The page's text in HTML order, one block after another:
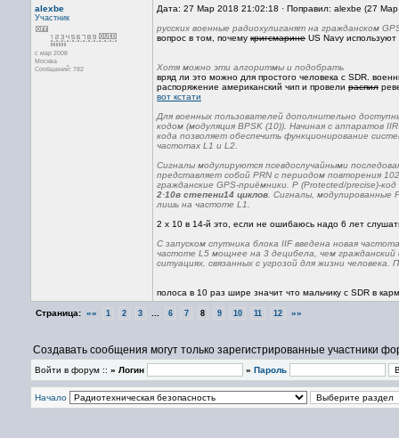
alexbe
Участник
с мар 2008
Москва
Сообщений: 782
Дата: 27 Мар 2018 21:02:18 · Поправил: alexbe (27
русских военные радиохулиганят на гражданском
вопрос в том, почему кригсмарине US Navy
Хотя можно эти алгоритмы и подобрать
вряд ли это можно для простого человека с SDR.
распоряжение американский чип и провели распил
вот кстати
Для военных пользователей дополнительно
кодом (модуляция BPSK (10)). Начиная с аппаратов
кода позволяет обеспечить функционирование
частотах L1 и L2.
Сигналы модулируются псевдослучайными
представляет собой PRN с периодом повторения
гражданские GPS-приёмники. P (Protected/precise)-
2·10в степени14 циклов . Сигналы, модулированные
лишь на частоте L1.
2 х 10 в 14-й это, если не ошибаюсь надо 6 лет
C запуском спутника блока IIF введена новая
частоте L5 мощнее на 3 децибела, чем
ситуациях, связанных с угрозой для жизни
полоса в 10 раз шире значит что мальчику с SDR в
Страница: «« 1 2 3 6 7 8 9 10 11 12 »»
Создавать сообщения могут только зарегистрированные участники
Войти в форум :: » Логин » Пароль
Начало